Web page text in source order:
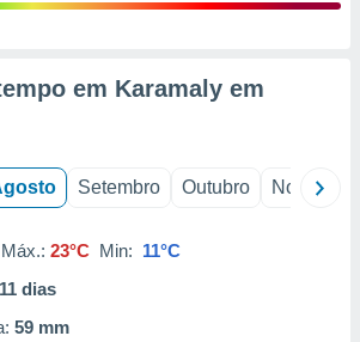
em Karamaly em
Setembro Outubro Novembro
Máx.: 23°C Min: 11°C
11 dias
59 mm